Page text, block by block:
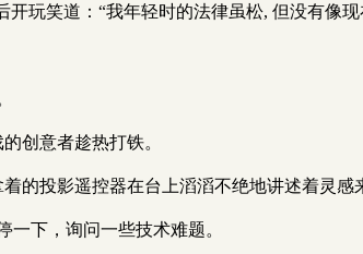
玩笑道：“我年轻时的法律虽松, 但没有像
创意者趁热打铁。
的投影遥控器在台上滔滔不绝地讲述着灵
下，询问一些技术难题。